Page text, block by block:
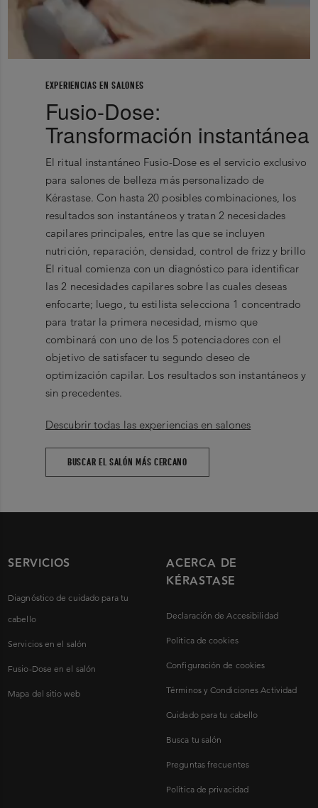
EXPERIENCIAS EN SALONES
Fusio-Dose:
Transformación instantánea
El ritual instantáneo Fusio-Dose es el servicio exclusivo
para salones de belleza más personalizado de
Kérastase. Con hasta 20 posibles combinaciones, los
resultados son instantáneos y tratan 2 necesidades
capilares principales, entre las que se incluyen
nutrición, reparación, densidad, control de frizz y brillo
El ritual comienza con un diagnóstico para identificar
las 2 necesidades capilares sobre las cuales deseas
enfocarte; luego, tu estilista selecciona 1 concentrado
para tratar la primera necesidad, mismo que
combinará con uno de los 5 potenciadores con el
objetivo de satisfacer tu segundo deseo de
optimización capilar. Los resultados son instantáneos y
sin precedentes.
Descubrir todas las experiencias en salones
BUSCAR EL SALÓN MÁS CERCANO
SERVICIOS
Diagnóstico de cuidado para tu
cabello
Servicios en el salón
Fusio-Dose en el salón
Mapa del sitio web
ACERCA DE
KÉRASTASE
Declaración de Accesibilidad
Politica de cookies
Configuración de cookies
Términos y Condiciones Actividad
Cuidado para tu cabello
Busca tu salón
Preguntas frecuentes
Política de privacidad